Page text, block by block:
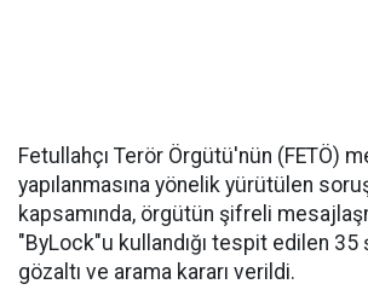
Fetullahçı Terör Örgütü'nün (FETÖ)
yapılanmasına yönelik yürütülen
kapsamında, örgütün şifreli
"ByLock"u kullandığı tespit edilen 35
gözaltı ve arama kararı verildi.